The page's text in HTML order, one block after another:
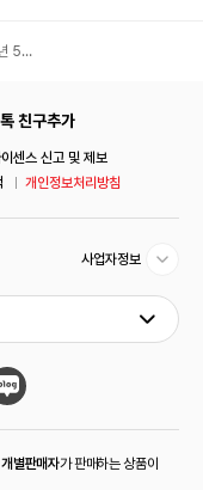
5월
친구추가
센스 신고 및 제보
개인정보처리방침
사업자정보
별판매자가 판매하는 상품이